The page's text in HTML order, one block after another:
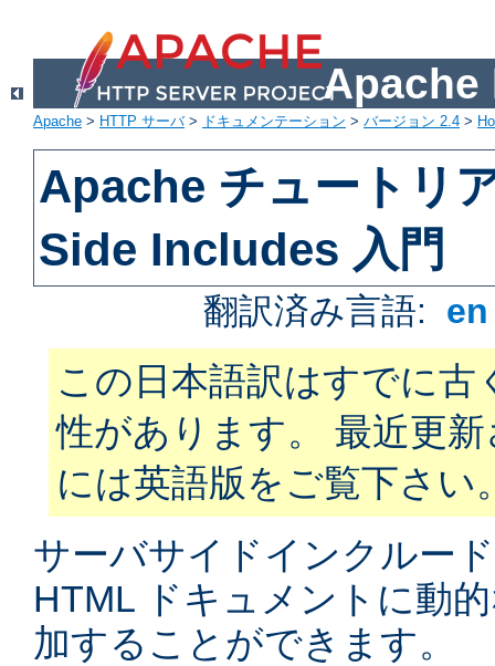
Apache
Apache > HTTP サーバ> ドキュメンテーション > バージョン 2.4 >
Apache チュートリ
Side Includes 入門
翻訳済み言語:
この日本語訳はすでに古
性があります。 最近更
には英語版をご覧下さい
サーバサイドインクルー
HTML ドキュメントに動
加することができます。